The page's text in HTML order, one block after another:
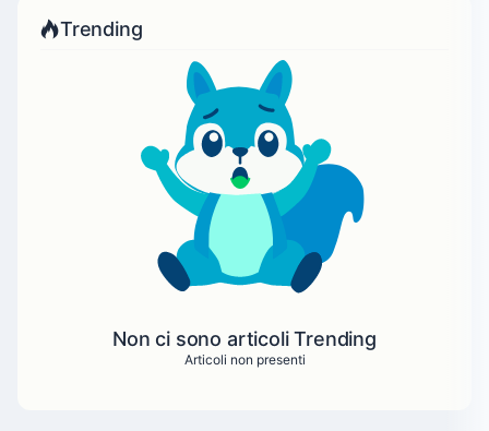
Trending
Non ci sono articoli Trending
Articoli non presenti